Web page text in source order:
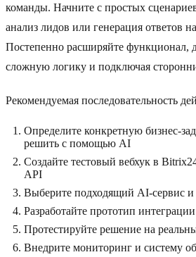
команды. Начните с простых
анализ лидов или генерация ответов
Постепенно расширяйте функционал,
сложную логику и подключая
Рекомендуемая последовательность
Определите конкретную бизнес-
решить с помощью AI
Создайте тестовый вебхук в
API
Выберите подходящий AI-сервис
Разработайте прототип
Протестируйте решение на
Внедрите мониторинг и систему